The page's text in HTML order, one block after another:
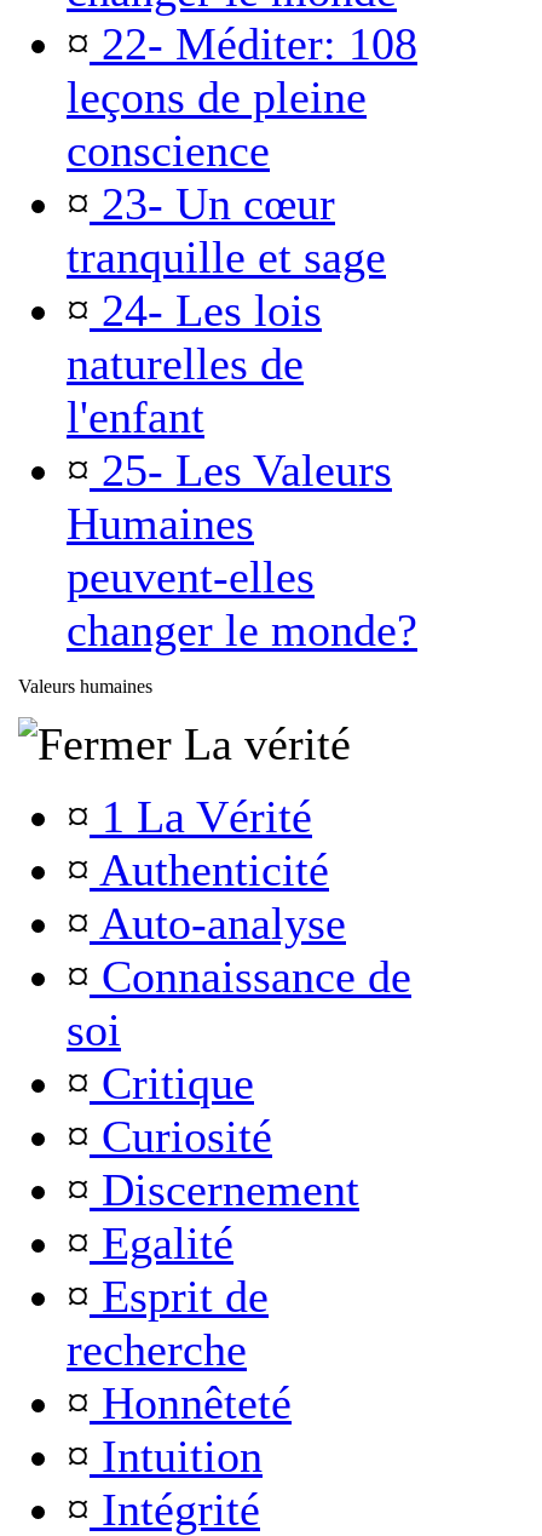
¤ 22- Méditer: 108
leçons de pleine
conscience
¤ 23- Un cœur
tranquille et sage
¤ 24- Les lois
naturelles de
l'enfant
¤ 25- Les Valeurs
Humaines
peuvent-elles
changer le monde?
Valeurs humaines
La vérité
¤ 1 La Vérité
¤ Authenticité
¤ Auto-analyse
¤ Connaissance de
soi
¤ Critique
¤ Curiosité
¤ Discernement
¤ Egalité
¤ Esprit de
recherche
¤ Honnêteté
¤ Intuition
¤ Intégrité